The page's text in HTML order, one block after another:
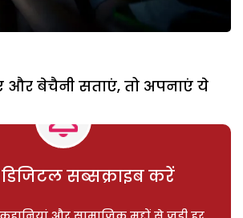
बेचैनी सताएं, तो अपनाएं ये
डिजिटल सब्सक्राइब करें